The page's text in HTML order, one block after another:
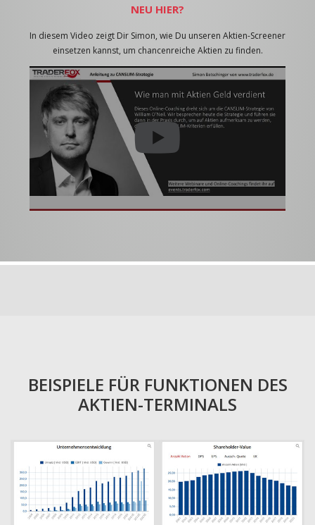
NEU HIER?
In diesem Video zeigt Dir Simon, wie Du unseren Aktien-Screener
einsetzen kannst, um chancenreiche Aktien zu finden.
BEISPIELE FÜR FUNKTIONEN DES
AKTIEN-TERMINALS